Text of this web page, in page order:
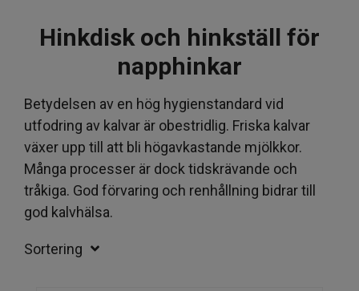
Fodergrindar och tillbehör
Vågar och kalvtransport
Kalvhälsa
Hinkdisk och hinkställ för
napphinkar
Betydelsen av en hög hygienstandard vid
utfodring av kalvar är obestridlig. Friska kalvar
växer upp till att bli högavkastande mjölkkor.
Många processer är dock tidskrävande och
tråkiga. God förvaring och renhållning bidrar till
god kalvhälsa.
Sortering